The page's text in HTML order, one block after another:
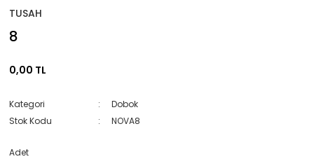
TUSAH
8
0,00 TL
Kategori
Dobok
Stok Kodu
NOVA8
Adet